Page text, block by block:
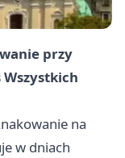
przy
na
w dniach